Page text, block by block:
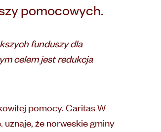
pomocowych.
funduszy dla
celem jest redukcja
pomocy. Caritas W
że norweskie gminy